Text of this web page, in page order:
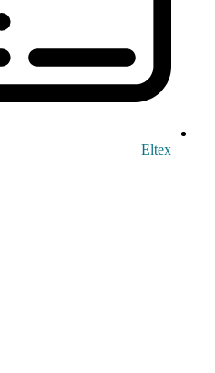
Eltex